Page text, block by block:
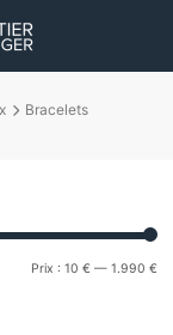
Bracelets
Prix
Prix
Prix : 10 €— 1.990 €